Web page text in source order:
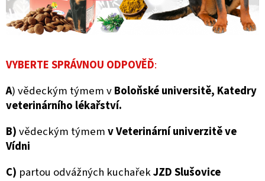
VYBERTE SPRÁVNOU ODPOVĚĎ:
A) vědeckým týmem vBoloňské universitě, Katedry
veterinárního lékařství.
B)vědeckým týmemvVeterinární univerzitě ve
Vídni
C) partou odvážných kuchařekJZD Slušovice